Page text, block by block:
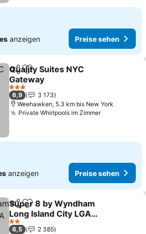
anzeigen Preise sehen
TeilenZu Favoriten hinzufügen
Quality Suites NYC
Gateway
3 Sterne
6,9
3 173
Weehawken, 5.3 km bis New York
Private Whirlpools im Zimmer
anzeigen Preise sehen
TeilenZu Favoriten hinzufügen
Super 8 by Wyndham
Long Island City LGA
Hotel
2 Sterne
6,5
2 385